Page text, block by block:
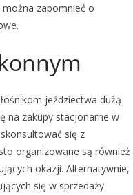
zapomnieć o
jeździectwa dużą
na zakupy stacjonarne w
się z
organizowane są również
okazji. Alternatywnie,
się w sprzedaży